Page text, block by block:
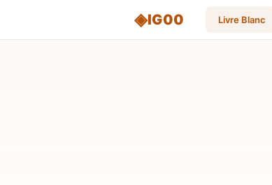
◈IG00 Livre Blanc